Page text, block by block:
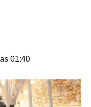
01:40